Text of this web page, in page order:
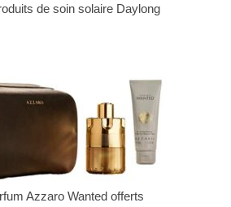
de soin solaire Daylong
Azzaro Wanted offerts